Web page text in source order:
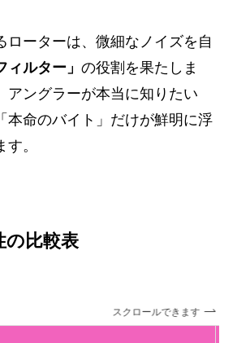
ローターは、微細なノイズを自
ィルター」の役割を果たしま
アングラーが本当に知りたい
本命のバイト」だけが鮮明に浮
。
の比較表
スクロールできます